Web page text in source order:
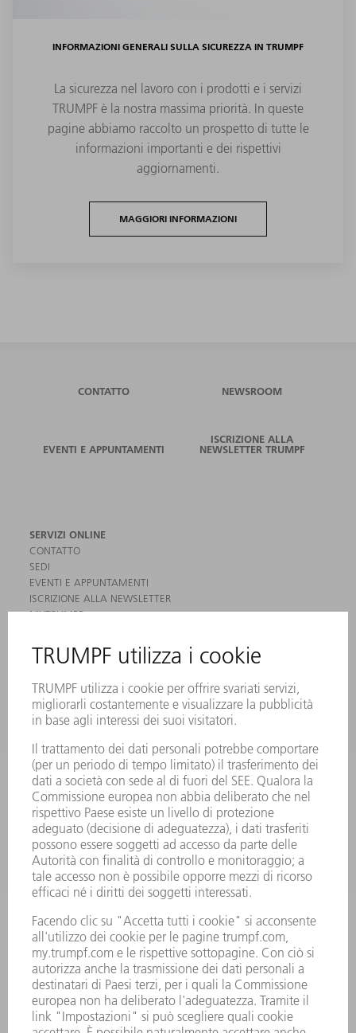
INFORMAZIONI GENERALI SULLA SICUREZZA IN TRUMPF
La sicurezza nel lavoro con i prodotti e i servizi
TRUMPF è la nostra massima priorità. In queste
pagine abbiamo raccolto un prospetto di tutte le
informazioni importanti e dei rispettivi
aggiornamenti.
MAGGIORI INFORMAZIONI
CONTATTO NEWSROOM
EVENTI E APPUNTAMENTI
ISCRIZIONE ALLA
NEWSLETTER TRUMPF
SERVIZI ONLINE
CONTATTO
SEDI
EVENTI E APPUNTAMENTI
ISCRIZIONE ALLA NEWSLETTER
MYTRUMPF
PRODOTTI
MACCHINE & SISTEMI
ELETTRONICA DI POTENZA
MACCHINE UTENSILI ELETTRICHE
SMART FACTORY
SOFTWARE
SERVICES
APPLICAZIONI
SETTORI
L'AZIENDA
CARRIERA
OFFERTE DI LAVORO
PROFILO DELL'AZIENDA
PRESIDENZA
RELAZIONE DI BILANCIO
PRINCIPI AZIENDALI
COMPLIANCE
SISTEMA DI WHISTLEBLOWING
SECURITY
COMUNICATI STAMPA
RIVISTE
SOSTENIBILITÀ
CLIMA E AMBIENTE
IMPEGNO SOCIALE E COMUNITARIO